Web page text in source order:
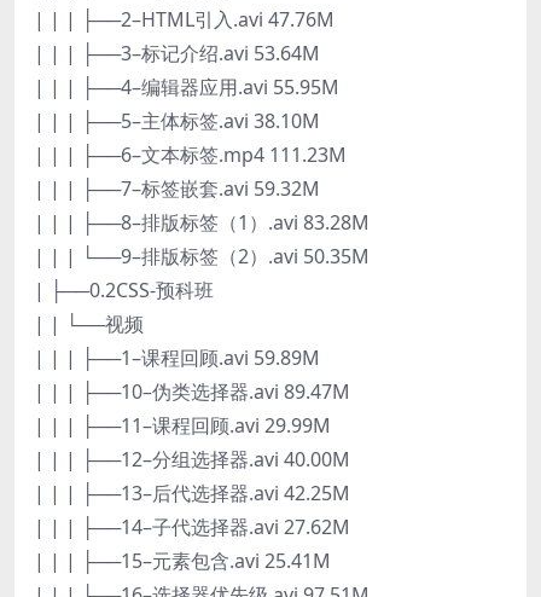
| | | ├──2–HTML引入.avi 47.76M
| | | ├──3–标记介绍.avi 53.64M
| | | ├──4–编辑器应用.avi 55.95M
| | | ├──5–主体标签.avi 38.10M
| | | ├──6–文本标签.mp4 111.23M
| | | ├──7–标签嵌套.avi 59.32M
| | | ├──8–排版标签（1）.avi 83.28M
| | | └──9–排版标签（2）.avi 50.35M
| ├──0.2CSS-预科班
| | └──视频
| | | ├──1–课程回顾.avi 59.89M
| | | ├──10–伪类选择器.avi 89.47M
| | | ├──11–课程回顾.avi 29.99M
| | | ├──12–分组选择器.avi 40.00M
| | | ├──13–后代选择器.avi 42.25M
| | | ├──14–子代选择器.avi 27.62M
| | | ├──15–元素包含.avi 25.41M